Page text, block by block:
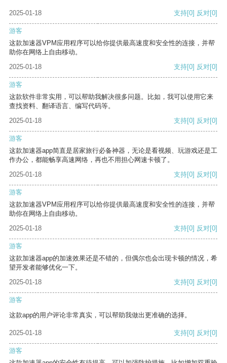
2025-01-18 支持[0] 反对[0]
游客
这款加速器VPM应用程序可以给你提供最高速度和安全性的连接，并帮
助你在网络上自由移动。
2025-01-18
支持[0] 反对[0]
游客
这款软件非常实用，可以帮助我解决很多问题。比如，我可以使用它来
查找资料、翻译语言、编写代码等。
2025-01-18
支持[0] 反对[0]
游客
这款加速器app简直是居家旅行必备神器，无论是看视频、玩游戏还是工
作办公，都能畅享高速网络，再也不用担心网速卡顿了。
2025-01-18
支持[0] 反对[0]
游客
这款加速器VPM应用程序可以给你提供最高速度和安全性的连接，并帮
助你在网络上自由移动。
2025-01-18
支持[0] 反对[0]
游客
这款加速器app的加速效果还是不错的，但偶尔也会出现卡顿的情况，希
望开发者能够优化一下。
2025-01-18
支持[0] 反对[0]
游客
这款app的用户评论非常真实，可以帮助我做出更准确的选择。
2025-01-18 支持[0] 反对[0]
游客